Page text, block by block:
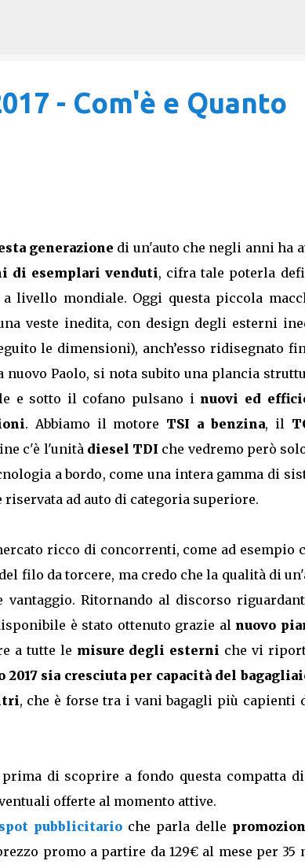
- Com'è e Quanto
generazione di un'auto che negli anni ha
di esemplari venduti, cifra tale poterla
livello mondiale. Oggi questa piccola
veste inedita, con design degli esterni
le dimensioni), anch’esso ridisegnato
Paolo, si nota subito una plancia
e sotto il cofano pulsano i nuovi ed
. Abbiamo il motore TSI a benzina, il
c'è l'unità diesel TDI che vedremo però
a bordo, come una intera gamma di
ad auto di categoria superiore.
ricco di concorrenti, come ad esempio
filo da torcere, ma credo che la qualità di
vantaggio. Ritornando al discorso
è stato ottenuto grazie al nuovo
a tutte le misure degli esterni che vi
2017 sia cresciuta per capacità del
, che è forse tra i vani bagagli più capienti
di scoprire a fondo questa compatta
offerte al momento attive.
spot pubblicitario che parla delle
promo a partire da 129€ al mese per 35